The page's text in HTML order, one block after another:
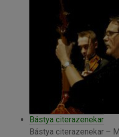
Bástya citerazenekar
Bástya citerazenekar –